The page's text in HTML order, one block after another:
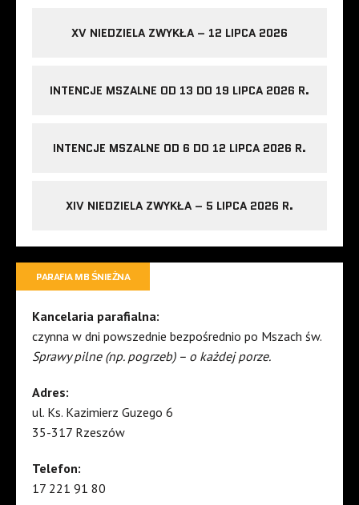
XV NIEDZIELA ZWYKŁA – 12 LIPCA 2026
INTENCJE MSZALNE OD 13 DO 19 LIPCA 2026 R.
INTENCJE MSZALNE OD 6 DO 12 LIPCA 2026 R.
XIV NIEDZIELA ZWYKŁA – 5 LIPCA 2026 R.
PARAFIA MB ŚNIEŻNA
Kancelaria parafialna:
czynna w dni powszednie bezpośrednio po Mszach św.
Sprawy pilne (np. pogrzeb) – o każdej porze.
Adres:
ul. Ks. Kazimierz Guzego 6
35-317 Rzeszów
Telefon:
17 221 91 80